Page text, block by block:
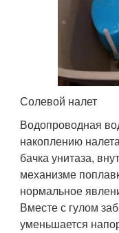
Солевой налет
Водопроводная
накоплению
бачка унитаза,
механизме
нормальное
Вместе с гулом
уменьшается